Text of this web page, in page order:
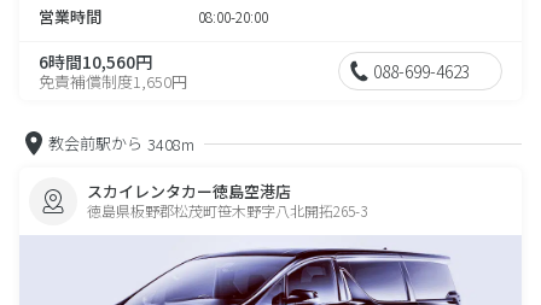
営業時間 08:00-20:00
6時間10,560円
免責補償制度1,650円 088-699-4623
教会前駅から 3408m
スカイレンタカー徳島空港店
徳島県板野郡松茂町笹木野字八北開拓265-3